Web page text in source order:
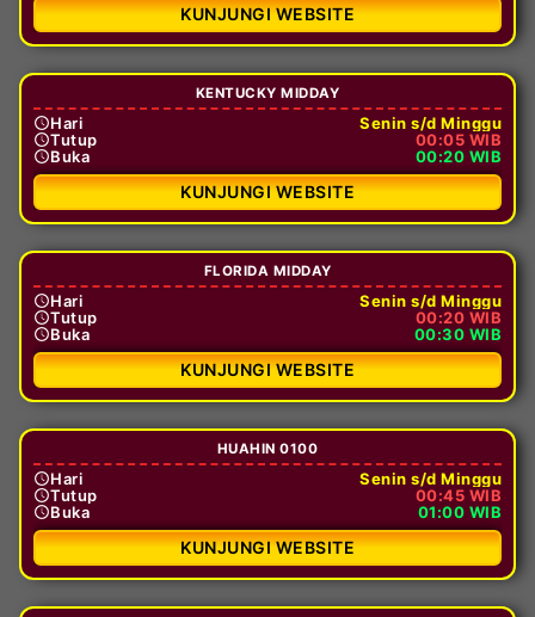
KUNJUNGI WEBSITE
KENTUCKY MIDDAY
Hari
Senin s/d Minggu
Tutup
00:05 WIB
Buka
00:20 WIB
KUNJUNGI WEBSITE
FLORIDA MIDDAY
Hari
Senin s/d Minggu
Tutup
00:20 WIB
Buka
00:30 WIB
KUNJUNGI WEBSITE
HUAHIN 0100
Hari
Senin s/d Minggu
Tutup
00:45 WIB
Buka
01:00 WIB
KUNJUNGI WEBSITE